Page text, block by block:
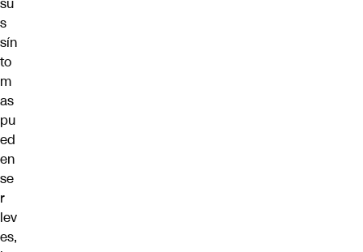
s
sín
to
m
as
pu
ed
en
se
r
lev
es,